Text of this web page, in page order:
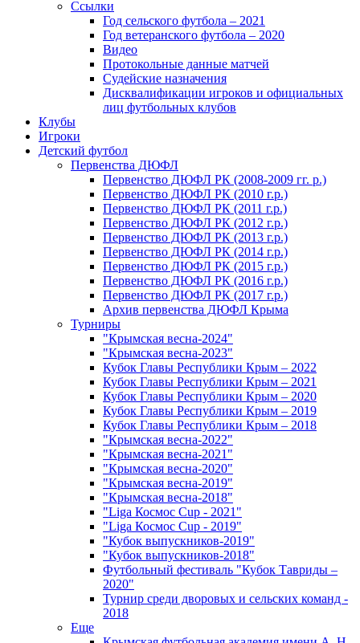
Ссылки
Год сельского футбола – 2021
Год ветеранского футбола – 2020
Видео
Протокольные данные матчей
Судейские назначения
Дисквалификации игроков и официальных
лиц футбольных клубов
Клубы
Игроки
Детский футбол
Первенства ДЮФЛ
Первенство ДЮФЛ РК (2008-2009 гг. р.)
Первенство ДЮФЛ РК (2010 г.р.)
Первенство ДЮФЛ РК (2011 г.р.)
Первенство ДЮФЛ РК (2012 г.р.)
Первенство ДЮФЛ РК (2013 г.р.)
Первенство ДЮФЛ РК (2014 г.р.)
Первенство ДЮФЛ РК (2015 г.р.)
Первенство ДЮФЛ РК (2016 г.р.)
Первенство ДЮФЛ РК (2017 г.р.)
Архив первенства ДЮФЛ Крыма
Турниры
"Крымская весна-2024"
"Крымская весна-2023"
Кубок Главы Республики Крым – 2022
Кубок Главы Республики Крым – 2021
Кубок Главы Республики Крым – 2020
Кубок Главы Республики Крым – 2019
Кубок Главы Республики Крым – 2018
"Крымская весна-2022"
"Крымская весна-2021"
"Крымская весна-2020"
"Крымская весна-2019"
"Крымская весна-2018"
"Liga Космос Cup - 2021"
"Liga Космос Cup - 2019"
"Кубок выпускников-2019"
"Кубок выпускников-2018"
Футбольный фестиваль "Кубок Тавриды –
2020"
Турнир среди дворовых и сельских команд -
2018
Еще